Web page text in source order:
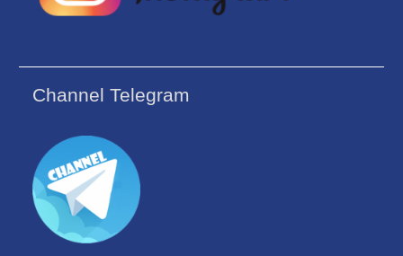
Channel Telegram